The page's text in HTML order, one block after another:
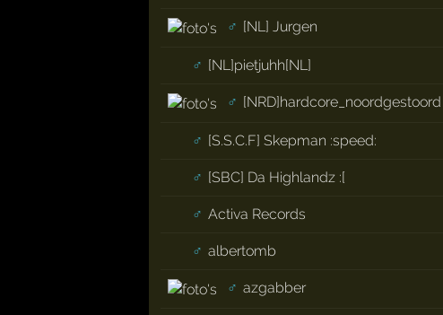
♂ [NL] Jurgen
♂ [NL]pietjuhh[NL]
♂ [NRD]hardcore_noordgestoord
♂ [S.S.C.F] Skepman :speed:
♂ [SBC] Da Highlandz :[
♂ Activa Records
♂ albertomb
♂ azgabber